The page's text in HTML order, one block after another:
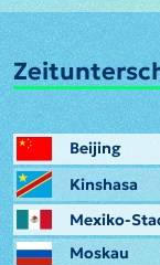
Beijing
Kinshasa
Mexiko-
Moskau